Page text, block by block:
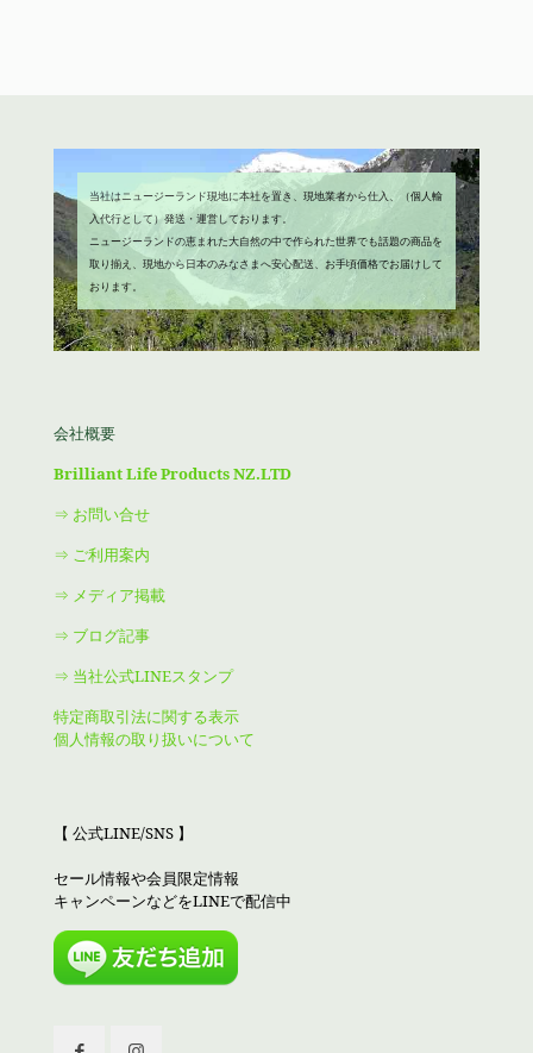
当社はニュージーランド現地に本社を置き、現地業者から仕入、（個人輸
入代行として）発送・運営しております。
ニュージーランドの恵まれた大自然の中で作られた世界でも話題の商品を
取り揃え、現地から日本のみなさまへ安心配送、お手頃価格でお届けして
おります。
会社概要
Brilliant Life Products NZ.LTD
⇒ お問い合せ
⇒ ご利用案内
⇒ メディア掲載
⇒ ブログ記事
⇒ 当社公式LINEスタンプ
特定商取引法に関する表示
個人情報の取り扱いについて
【 公式LINE/SNS 】
セール情報や会員限定情報
キャンペーンなどをLINEで配信中